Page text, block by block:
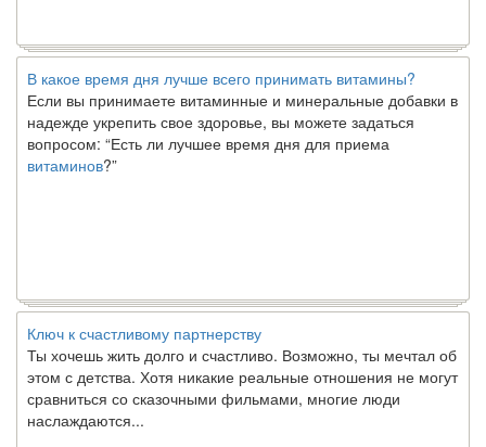
В какое время дня лучше всего принимать витамины?
Если вы принимаете витаминные и минеральные добавки в
надежде укрепить свое здоровье, вы можете задаться
вопросом: “Есть ли лучшее время дня для приема
витаминов ?”
Ключ к счастливому партнерству
Ты хочешь жить долго и счастливо. Возможно, ты мечтал об
этом с детства. Хотя никакие реальные отношения не могут
сравниться со сказочными фильмами, многие люди
наслаждаются...